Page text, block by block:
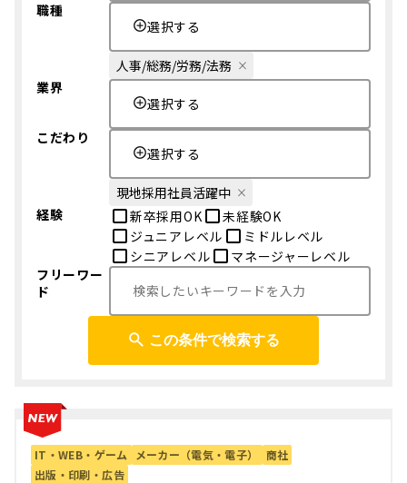
職種
選択する
人事/総務/労務/法務
業界
選択する
こだわり
選択する
現地採用社員活躍中
経験
新卒採用OK
未経験OK
ジュニアレベル
ミドルレベル
シニアレベル
マネージャーレベル
フリーワー
ド
この条件で検索する
IT・WEB・ゲーム メーカー（電気・電子）
商社
出版・印刷・広告